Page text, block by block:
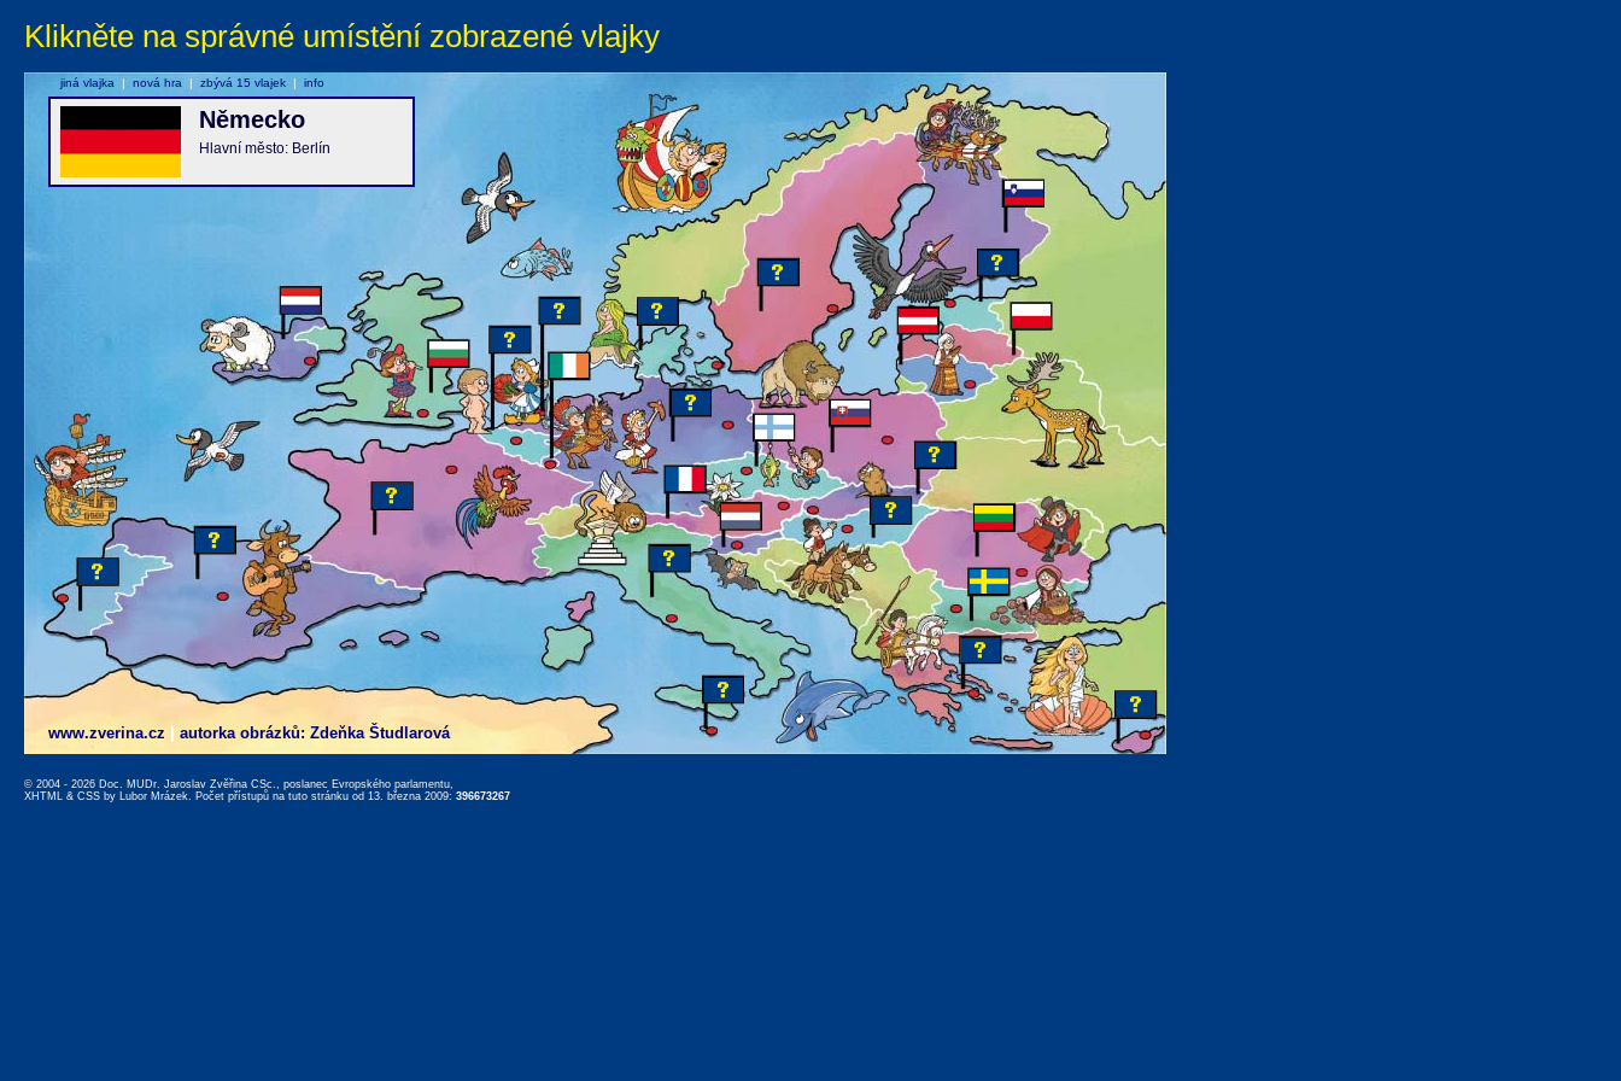
Klikněte na správné umístění zobrazené vlajky
www.zverina.cz autorka obrázků: Zdeňka Študlarová
Německo
Hlavní město: Berlín
jiná vlajka | nová hra | zbývá 15 vlajek | info
© 2004 - 2026 Doc. MUDr. Jaroslav Zvěřina CSc., poslanec Evropského parlamentu,
XHTML & CSS by Lubor Mrázek. Počet přístupů na tuto stránku od 13. března 2009: 396673267